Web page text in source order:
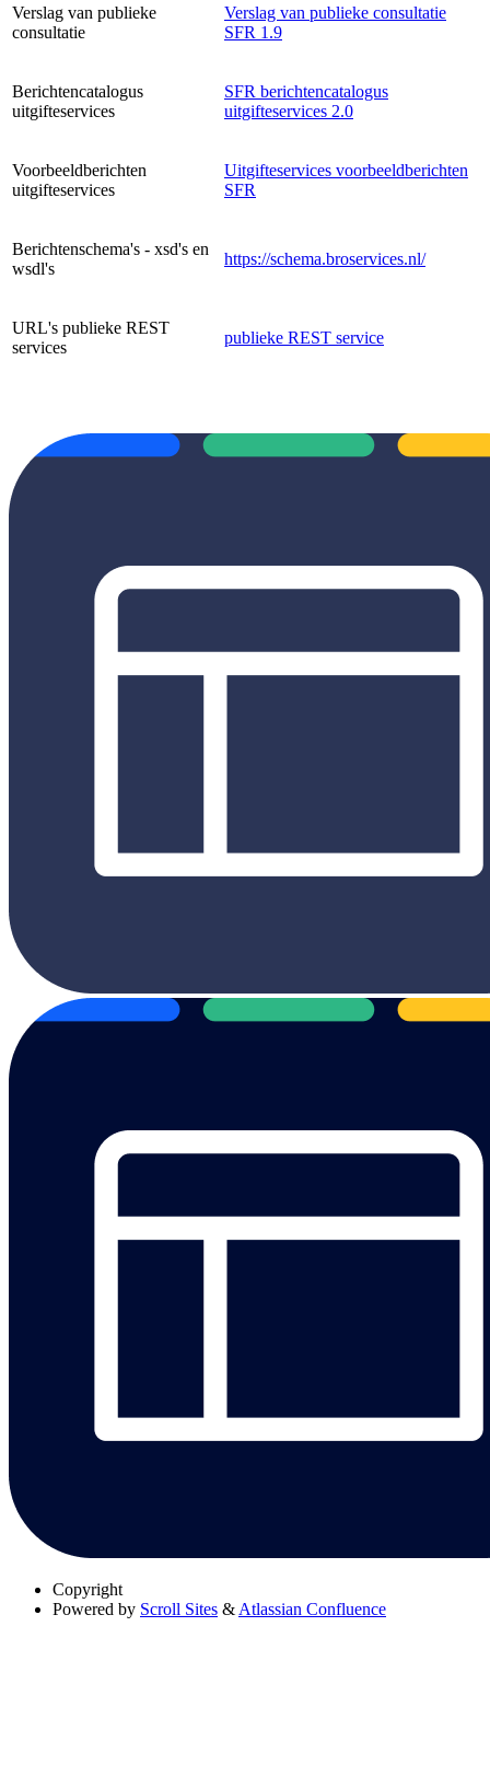
Verslag van publieke
consultatie
Verslag van publieke consultatie
SFR 1.9
Berichtencatalogus
uitgifteservices
SFR berichtencatalogus
uitgifteservices 2.0
Voorbeeldberichten
uitgifteservices
Uitgifteservices voorbeeldberichten
SFR
Berichtenschema's - xsd's en
wsdl's
https://schema.broservices.nl/
URL's publieke REST
services
publieke REST service
Copyright
Powered by Scroll Sites & Atlassian Confluence